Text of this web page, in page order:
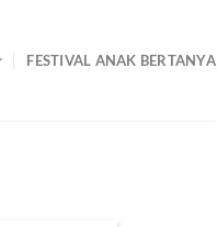
FESTIVAL ANAK BERTANYA